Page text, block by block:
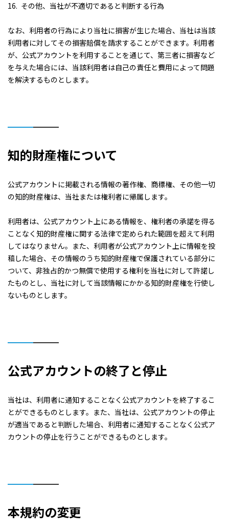
その他、当社が不適切であると判断する行為
なお、利用者の行為により当社に損害が生じた場合、当社は当該
利用者に対してその損害賠償を請求することができます。利用者
が、公式アカウントを利用することを通じて、第三者に損害など
を与えた場合には、当該利用者は自己の責任と費用によって問題
を解決するものとします。
知的財産権について
公式アカウントに掲載される情報の著作権、商標権、その他一切
の知的財産権は、当社または権利者に帰属します。
利用者は、公式アカウント上にある情報を、権利者の承諾を得る
ことなく知的財産権に関する法律で定められた範囲を超えて利用
してはなりません。また、利用者が公式アカウント上に情報を投
稿した場合、その情報のうち知的財産権で保護されている部分に
ついて、非独占的かつ無償で使用する権利を当社に対して許諾し
たものとし、当社に対して当該情報にかかる知的財産権を行使し
ないものとします。
公式アカウントの終了と停止
当社は、利用者に通知することなく公式アカウントを終了するこ
とができるものとします。また、当社は、公式アカウントの停止
が適当であると判断した場合、利用者に通知することなく公式ア
カウントの停止を行うことができるものとします。
本規約の変更